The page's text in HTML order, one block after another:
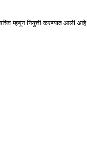
म्हणून नियुत्ती करण्यात आली आहे.